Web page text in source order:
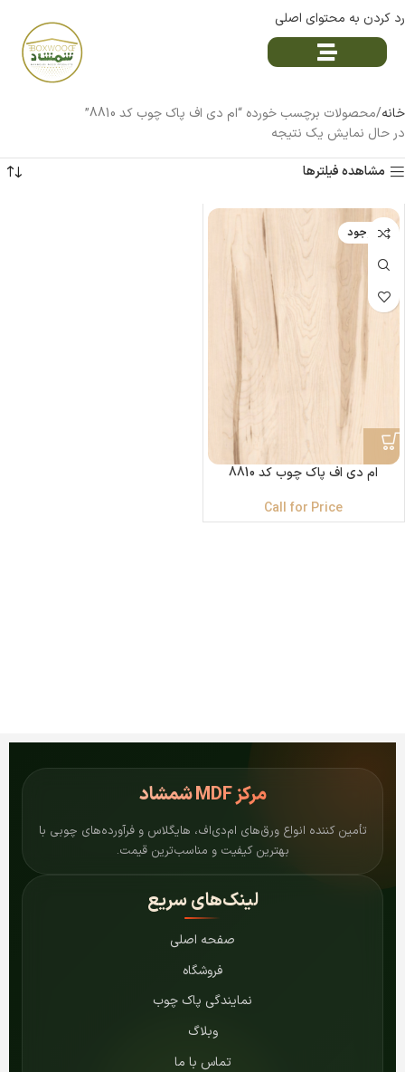
رد کردن به محتوای اصلی
خانه محصولات برچسب خورده “ام دی اف پاک چوب کد 8810”
در حال نمایش یک نتیجه
مشاهده فیلترها
ناموجود
ام دی اف پاک چوب کد 8810
Call for Price
مرکزMDF شمشاد
تأمین کننده انواع ورق‌های ام‌دی‌اف، هایگلاس و فرآورده‌های چوبی با
بهترین کیفیت و مناسب‌ترین قیمت.
لینک‌های سریع
صفحه اصلی
فروشگاه
نمایندگی پاک چوب
وبلاگ
تماس با ما